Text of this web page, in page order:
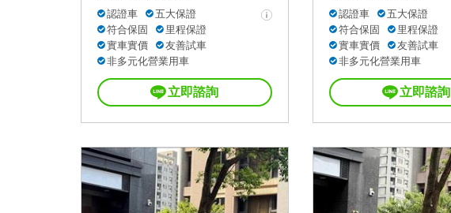
認證車
五大保證
符合保固
里程保證
實車實價
友善試車
非多元化營業用車
立即諮詢
認證車
五大保證
符合保固
里程保證
實車實價
友善試車
非多元化營業用車
立即諮詢